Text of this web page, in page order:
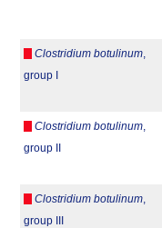
Clostridium botulinum
group I
Clostridium botulinum
group II
Clostridium botulinum
group III